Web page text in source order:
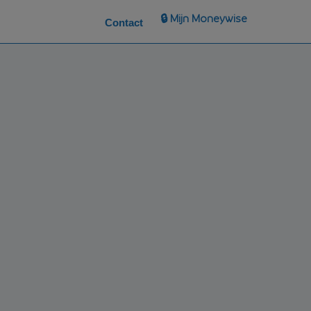
Contact 🔒 Mijn Moneywise